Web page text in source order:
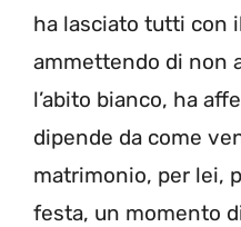
ha lasciato tutti con
ammettendo di non
l’abito bianco, ha
dipende da come
matrimonio, per lei,
festa, un momento